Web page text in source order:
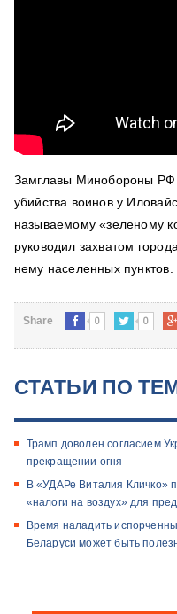
Замглавы Минобороны РФ
убийства воинов у
называемому «зеленому
руководил захватом
нему населенных пунктов.
Share 0 0
СТАТЬИ ПО
Трамп доволен согласием
прекращении огня
В «УДАРе Виталия Кличко»
«налоги на воздух» для
Время наладить
Беларуси может быть